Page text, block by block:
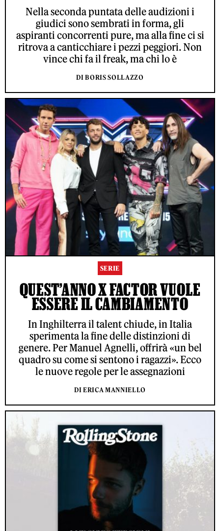
Nella seconda puntata delle audizioni i
giudici sono sembrati in forma, gli
aspiranti concorrenti pure, ma alla fine ci si
ritrova a canticchiare i pezzi peggiori. Non
vince chi fa il freak, ma chi lo è
DI BORIS SOLLAZZO
SERIE
QUEST’ANNO X FACTOR VUOLE
ESSERE IL CAMBIAMENTO
In Inghilterra il talent chiude, in Italia
sperimenta la fine delle distinzioni di
genere. Per Manuel Agnelli, offrirà «un bel
quadro su come si sentono i ragazzi». Ecco
le nuove regole per le assegnazioni
DI ERICA MANNIELLO